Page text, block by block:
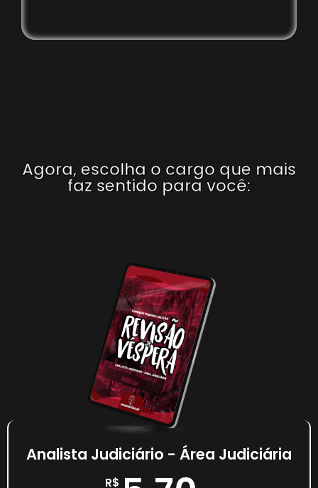
Agora, escolha o cargo que mais
faz sentido para você:
Analista Judiciário - Área Judiciária
R$